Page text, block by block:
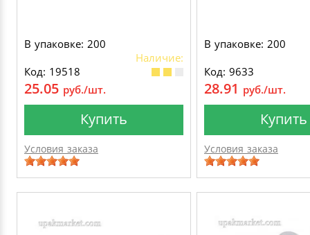
В упаковке: 200
Наличие:
Код: 19518
25.05 руб./шт.
Купить
Условия заказа
В упаковке: 200
Код: 9633
28.91 руб./шт.
Купить
Условия заказа